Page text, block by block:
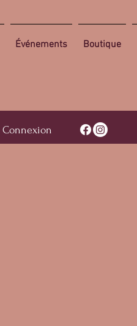
Événements Boutique
Connexion